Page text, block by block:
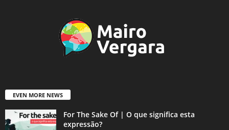
EVEN MORE NEWS
For The Sake Of | O que significa esta
expressão?